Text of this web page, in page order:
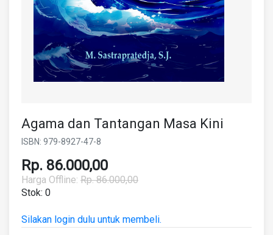
Agama dan Tantangan Masa Kini
ISBN: 979-8927-47-8
Rp. 86.000,00
Harga Offline: Rp. 86.000,00
Stok: 0
Silakan login dulu untuk membeli.